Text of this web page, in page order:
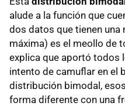
alude a la función que
dos datos que tienen
máxima) es el meollo de
explica que aportó todos
intento de camuflar en el
distribución bimodal,
forma diferente con una